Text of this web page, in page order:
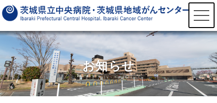
t
o
g
g
e
a
v
i
g
a
お知らせ